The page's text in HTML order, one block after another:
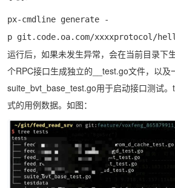
px-cmdline generate -
p git.code.oa.com/xxxxprotocol/
运行后，如果未发生异常，会在当前目录下
个RPC接口生成独立的__test.go文件，以及
suite_bvt_base_test.go用于启动接口测试
式的用例数据。如图：